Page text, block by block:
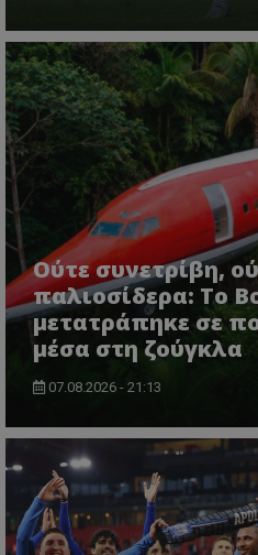
Ούτε συνετρίβη,
παλιοσίδερα: Το
μετατράπηκε σε
μέσα στη ζούγκλα
07.08.2026 - 21:13